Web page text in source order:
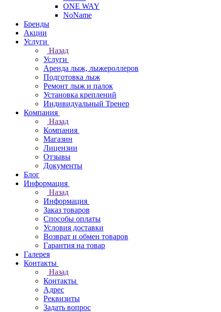
ONE WAY
NoName
Бренды
Акции
Услуги
Назад
Услуги
Аренда лыж, лыжероллеров
Подготовка лыж
Ремонт лыж и палок
Установка креплений
Индивидуальный Тренер
Компания
Назад
Компания
Магазин
Лицензии
Отзывы
Документы
Блог
Информация
Назад
Информация
Заказ товаров
Способы оплаты
Условия доставки
Возврат и обмен товаров
Гарантия на товар
Галерея
Контакты
Назад
Контакты
Адрес
Реквизиты
Задать вопрос